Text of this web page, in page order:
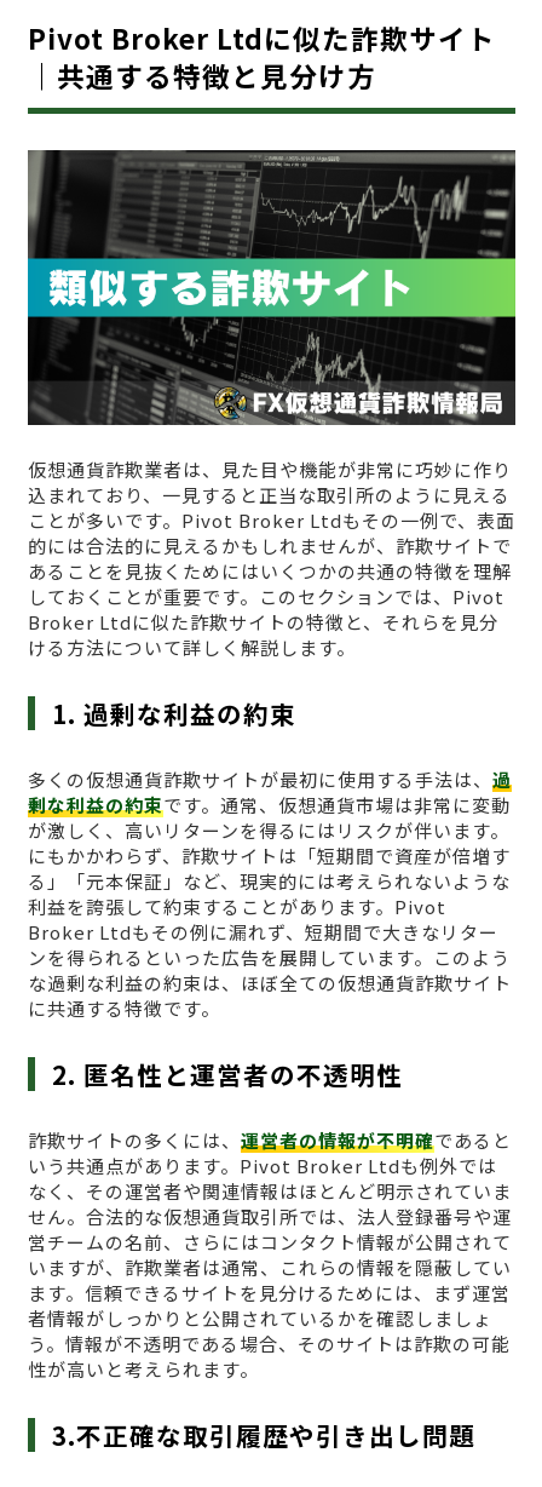
Pivot Broker Ltdに似た詐欺サイト
｜共通する特徴と見分け方
仮想通貨詐欺業者は、見た目や機能が非常に巧妙に作り
込まれており、一見すると正当な取引所のように見える
ことが多いです。Pivot Broker Ltdもその一例で、表面
的には合法的に見えるかもしれませんが、詐欺サイトで
あることを見抜くためにはいくつかの共通の特徴を理解
しておくことが重要です。このセクションでは、Pivot
Broker Ltdに似た詐欺サイトの特徴と、それらを見分
ける方法について詳しく解説します。
1. 過剰な利益の約束
多くの仮想通貨詐欺サイトが最初に使用する手法は、 過
剰な利益の約束です。通常、仮想通貨市場は非常に変動
が激しく、高いリターンを得るにはリスクが伴います。
にもかかわらず、詐欺サイトは「短期間で資産が倍増す
る」「元本保証」など、現実的には考えられないような
利益を誇張して約束することがあります。Pivot
Broker Ltdもその例に漏れず、短期間で大きなリター
ンを得られるといった広告を展開しています。このよう
な過剰な利益の約束は、ほぼ全ての仮想通貨詐欺サイト
に共通する特徴です。
2. 匿名性と運営者の不透明性
詐欺サイトの多くには、 運営者の情報が不明確であると
いう共通点があります。Pivot Broker Ltdも例外では
なく、その運営者や関連情報はほとんど明示されていま
せん。合法的な仮想通貨取引所では、法人登録番号や運
営チームの名前、さらにはコンタクト情報が公開されて
いますが、詐欺業者は通常、これらの情報を隠蔽してい
ます。信頼できるサイトを見分けるためには、まず運営
者情報がしっかりと公開されているかを確認しましょ
う。情報が不透明である場合、そのサイトは詐欺の可能
性が高いと考えられます。
3.不正確な取引履歴や引き出し問題